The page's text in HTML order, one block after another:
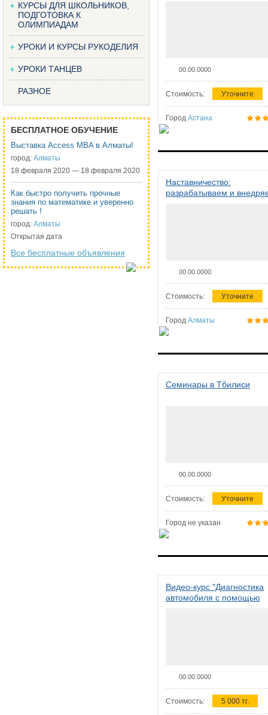
КУРСЫ ДЛЯ ШКОЛЬНИКОВ,
ПОДГОТОВКА К
ОЛИМПИАДАМ
УРОКИ И КУРСЫ РУКОДЕЛИЯ
УРОКИ ТАНЦЕВ
РАЗНОЕ
БЕСПЛАТНОЕ ОБУЧЕНИЕ
Выставка Access MBA в Алматы!
город: Алматы
18 февраля 2020 — 18 февраля 2020
Как быстро получить прочные
знания по математике и уверенно
решать !
город: Алматы
Открытая дата
Все бесплатные объявления
00.00.0000
Стоимость: Уточните
Город Астана
Наставничество:
разрабатываем и
00.00.0000
Стоимость: Уточните
Город Алматы
Семинары в Тбилиси
00.00.0000
Стоимость: Уточните
Город не указан
Видео-курс "Диагностика
автомобиля с помощью
00.00.0000
Стоимость: 5 000 тг.